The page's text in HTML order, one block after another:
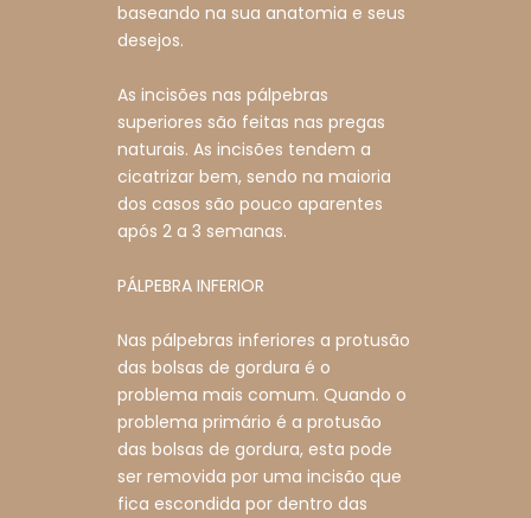
baseando na sua anatomia e seus
desejos.
As incisões nas pálpebras
superiores são feitas nas pregas
naturais. As incisões tendem a
cicatrizar bem, sendo na maioria
dos casos são pouco aparentes
após 2 a 3 semanas.
PÁLPEBRA INFERIOR
Nas pálpebras inferiores a protusão
das bolsas de gordura é o
problema mais comum. Quando o
problema primário é a protusão
das bolsas de gordura, esta pode
ser removida por uma incisão que
fica escondida por dentro das